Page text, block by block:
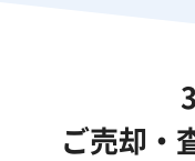
ご売却・